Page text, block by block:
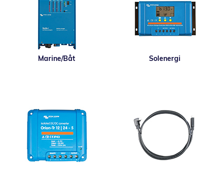
Marine/Båt Solenergi